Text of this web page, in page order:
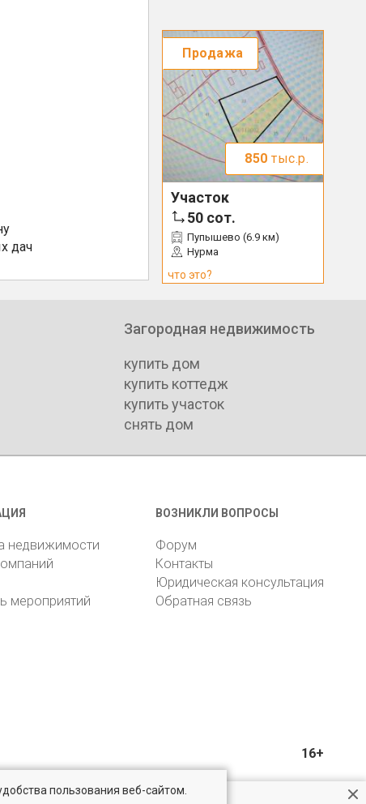
дач
Продажа
850 тыс.р.
Участок
50 сот.
Пупышево (6.9 км)
Нурма
что это?
Загородная недвижимость
купить дом
купить коттедж
купить участок
снять дом
недвижимости
мероприятий
ВОЗНИКЛИ ВОПРОСЫ
Форум
Контакты
Юридическая консультация
Обратная связь
16+
пользования веб-сайтом.